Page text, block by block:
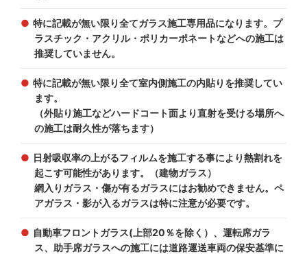
特に記載が無い限り全てガラス施工専用品になります。プ
ラスチック・アクリル・ポリカーポネートなどへの施工は
推奨していません。
特に記載が無い限り全て室内側施工の内貼りを推奨してい
ます。
（外貼り施工などハードコート面より直射を受ける場所へ
の施工は耐久性が落ちます）
日射吸収率の上がるフィルムを施工する事により熱割れを
起こす可能性があります。（建物ガラス）
網入りガラス・傷が有るガラスにはお勧めできません。ペ
アガラス・影が入るガラスは特に注意が必要です。
自動車フロントガラス(上部20％を除く）、運転席ガラ
ス、助手席ガラスへの施工には道路運送車両の保安基準に